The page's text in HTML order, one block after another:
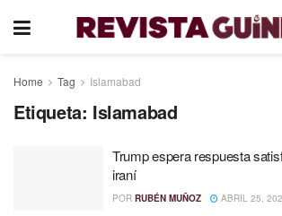
Home Tag Islamabad
Etiqueta: Islamabad
Trump espera respuesta
iraní
POR RUBÉN MUÑOZ ABRIL 25,